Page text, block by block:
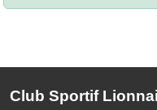
Club Sportif